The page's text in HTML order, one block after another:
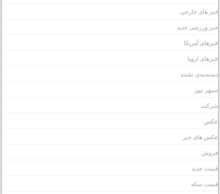
های خارجی
ورزشی جدید
آمریکا
اروپا
نشده
نیوز
های خبر
جدید
سکه